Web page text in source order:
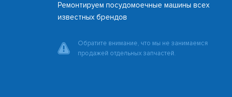
Ремонтируем посудомоечные машины всех
известных брендов
Обратите внимание, что мы не занимаемся
продажей отдельных запчастей.